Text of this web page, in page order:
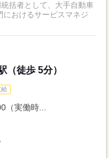
括者として、大手自動車
におけるサービスマネジ
（徒歩 5分）
給
（実働時...